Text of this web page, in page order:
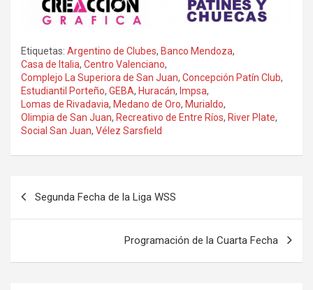
Etiquetas: Argentino de Clubes, Banco Mendoza,
Casa de Italia, Centro Valenciano,
Complejo La Superiora de San Juan, Concepción Patín Club,
Estudiantil Porteño, GEBA, Huracán, Impsa,
Lomas de Rivadavia, Medano de Oro, Murialdo,
Olimpia de San Juan, Recreativo de Entre Ríos, River Plate,
Social San Juan, Vélez Sarsfield
Segunda Fecha de la Liga WSS
Programación de la Cuarta Fecha